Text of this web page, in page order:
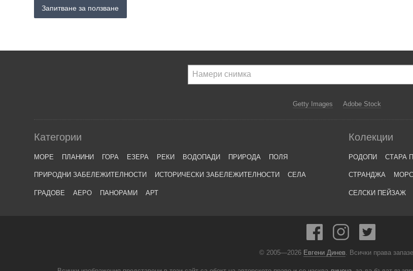
Запитване за ползване
Getty Images Adobe Stock
Категории
МОРЕ ПЛАНИНИ ГОРА ЕЗЕРА РЕКИ ВОДОПАДИ ПРИРОДА ПОЛЯ
ПРИРОДНИ ЗАБЕЛЕЖИТЕЛНОСТИ ИСТОРИЧЕСКИ ЗАБЕЛЕЖИТЕЛНОСТИ СЕЛА
ГРАДОВЕ АЕРО ПАНОРАМИ АРТ
Колекции
РОДОПИ СТАРА
СТРАНДЖА
СЕЛСКИ ПЕЙЗАЖ
© 2005—2026 Евгени Динев. Всички права